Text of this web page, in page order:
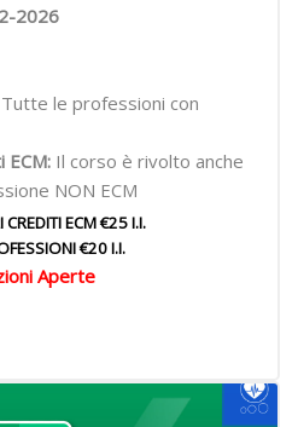
2026
Tutte le professioni con
Il corso è rivolto anche
NON ECM
CREDITI ECM €25 I.I.
€20 I.I.
Aperte